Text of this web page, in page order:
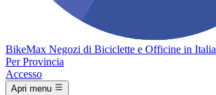
BikeMax Negozi di Biciclette e Officine in Italia
Per Provincia
Accesso
Apri menu